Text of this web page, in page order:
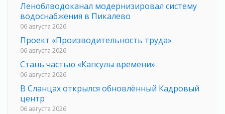
Леноблводоканал модернизировал систему
водоснабжения в Пикалево
06 августа 2026
Проект «Производительность труда»
06 августа 2026
Стань частью «Капсулы времени»
06 августа 2026
В Сланцах открылся обновлённый Кадровый
центр
06 августа 2026